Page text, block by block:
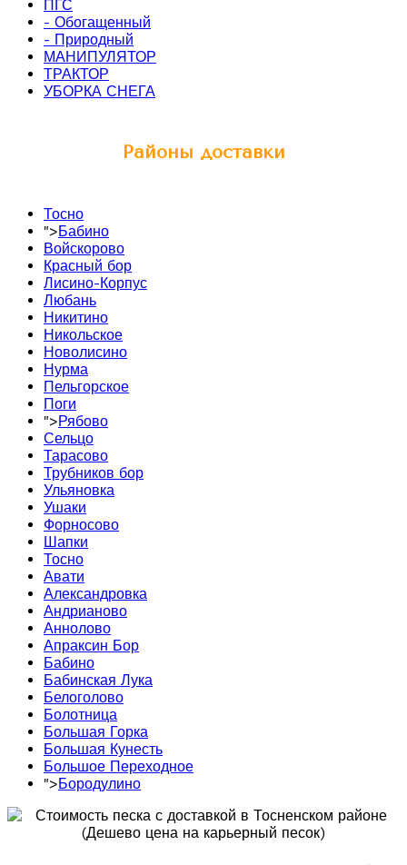
ПГС
- Обогащенный
- Природный
МАНИПУЛЯТОР
ТРАКТОР
УБОРКА СНЕГА
Районы доставки
Тосно
">Бабино
Войскорово
Красный бор
Лисино-Корпус
Любань
Никитино
Никольское
Новолисино
Нурма
Пельгорское
Поги
">Рябово
Сельцо
Тарасово
Трубников бор
Ульяновка
Ушаки
Форносово
Шапки
Тосно
Авати
Александровка
Андрианово
Аннолово
Апраксин Бор
Бабино
Бабинская Лука
Белоголово
Болотница
Большая Горка
Большая Кунесть
Большое Переходное
">Бородулино